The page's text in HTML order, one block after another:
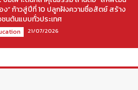
ง” ก้าวสู่ปีที่ 10 ปลูกฝังความซื่อสัตย์ สร้าง
ชนต้นแบบทั่วประเทศ
21/07/2026